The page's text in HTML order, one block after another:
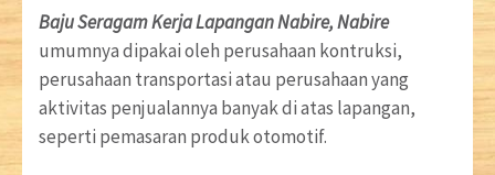
Baju Seragam Kerja Lapangan Nabire, Nabire
umumnya dipakai oleh perusahaan kontruksi,
perusahaan transportasi atau perusahaan yang
aktivitas penjualannya banyak di atas lapangan,
seperti pemasaran produk otomotif.